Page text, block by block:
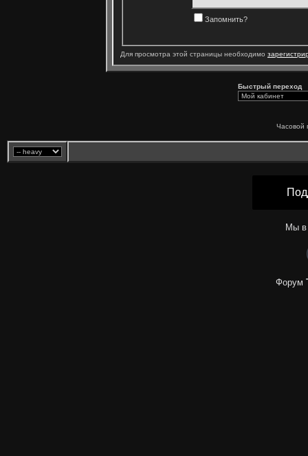
Запомнить?
Для просмотра этой страницы необходимо
Быстрый переход
Часовой
Мы в
Форум